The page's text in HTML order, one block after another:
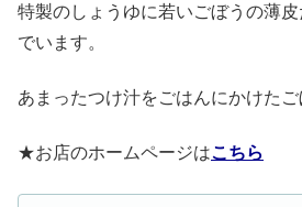
特製のしょうゆに若いごぼうの薄
でいます。
あまったつけ汁をごはんにかけたご
★お店のホームページはこちら